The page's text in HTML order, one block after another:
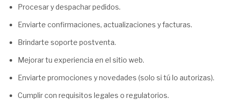
Procesar y despachar pedidos.
Enviarte confirmaciones, actualizaciones y facturas.
Brindarte soporte postventa.
Mejorar tu experiencia en el sitio web.
Enviarte promociones y novedades (solo si tú lo autorizas).
Cumplir con requisitos legales o regulatorios.